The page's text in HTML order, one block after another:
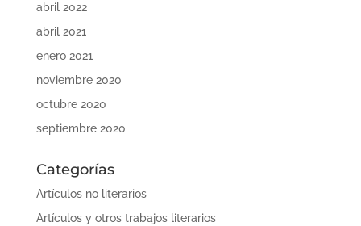
abril 2022
abril 2021
enero 2021
noviembre 2020
octubre 2020
septiembre 2020
Categorías
Artículos no literarios
Artículos y otros trabajos literarios